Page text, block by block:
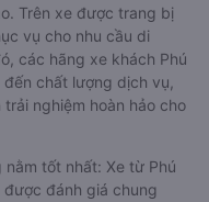
Trên xe được trang bị
vụ cho nhu cầu di
các hãng xe khách Phú
đến chất lượng dịch vụ,
nghiệm hoàn hảo cho
nằm tốt nhất: Xe từ Phú
được đánh giá chung